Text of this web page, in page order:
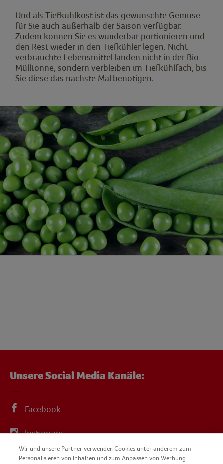
Und als Tiefkühlkost ist das gewünschte Gemüse
für Sie auch außerhalb der Saison verfügbar.
Zudem können Sie es wunderbar portionieren und
den Rest wieder in den Tiefkühler legen. Nicht
verbrauchte Lebensmittel landen nicht in der Bio-
Mülltonne, sondern verbleiben im Tiefkühlfach, bis
Sie diese das nächste Mal benötigen.
Unsere Social Media Kanäle:
Facebook
Instagram
YouTube
Wir und unsere Partner verwenden Cookies unter anderem zum
Personalisieren von Inhalten und zum Anpassen von Werbung.